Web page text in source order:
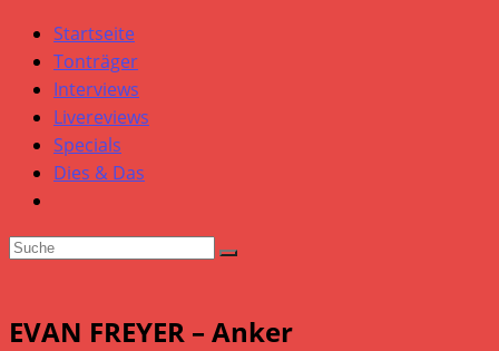
Startseite
Tonträger
Interviews
Livereviews
Specials
Dies & Das
EVAN FREYER – Anker